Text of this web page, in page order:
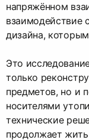
напряжённом
взаимодействие
дизайна,
Это
только
предметов, но и
носителями
технические
продолжает